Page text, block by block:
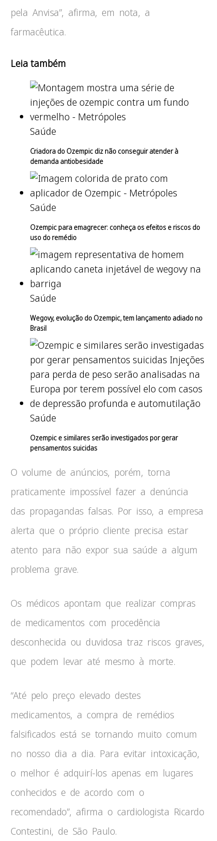
pela Anvisa”, afirma, em nota, a
farmacêutica.
Leia também
Saúde
Criadora do Ozempic diz não conseguir atender à
demanda antiobesidade
Saúde
Ozempic para emagrecer: conheça os efeitos e riscos do
uso do remédio
Saúde
Wegovy, evolução do Ozempic, tem lançamento adiado no
Brasil
Saúde
Ozempic e similares serão investigados por gerar
pensamentos suicidas
O volume de anúncios, porém, torna
praticamente impossível fazer a denúncia
das propagandas falsas. Por isso, a empresa
alerta que o próprio cliente precisa estar
atento para não expor sua saúde a algum
problema grave.
Os médicos apontam que realizar compras
de medicamentos com procedência
desconhecida ou duvidosa traz riscos graves,
que podem levar até mesmo à morte.
“Até pelo preço elevado destes
medicamentos, a compra de remédios
falsificados está se tornando muito comum
no nosso dia a dia. Para evitar intoxicação,
o melhor é adquirí-los apenas em lugares
conhecidos e de acordo com o
recomendado”, afirma o cardiologista Ricardo
Contestini, de São Paulo.